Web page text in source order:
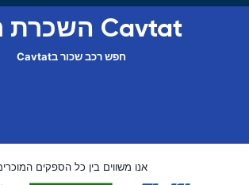
Cavtat השכרת רכב
חפש רכב שכור בCavtat
אנו משווים בין כל הספקים